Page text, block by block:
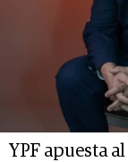
YPF apuesta